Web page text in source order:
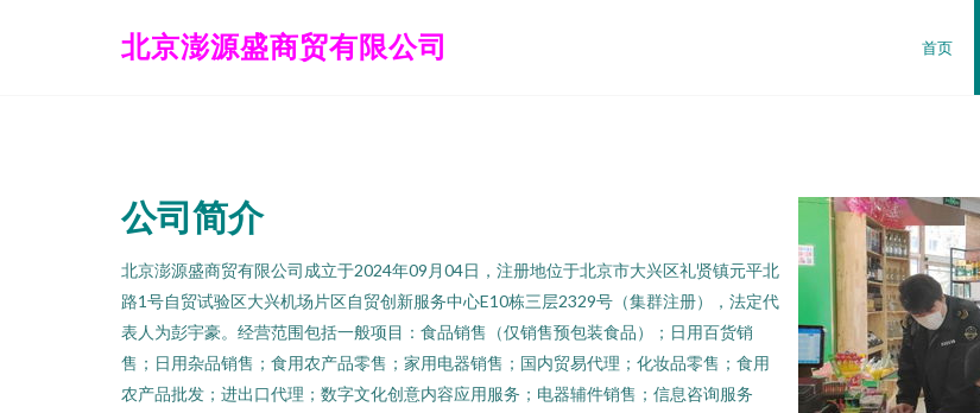
北京澎源盛商贸有限公司 首页
公司简介
北京澎源盛商贸有限公司成立于2024年09月04日，注册地位于北京市大兴区礼贤镇元平北
路1号自贸试验区大兴机场片区自贸创新服务中心E10栋三层2329号（集群注册），法定代
表人为彭宇豪。经营范围包括一般项目：食品销售（仅销售预包装食品）；日用百货销
售；日用杂品销售；食用农产品零售；家用电器销售；国内贸易代理；化妆品零售；食用
农产品批发；进出口代理；数字文化创意内容应用服务；电器辅件销售；信息咨询服务